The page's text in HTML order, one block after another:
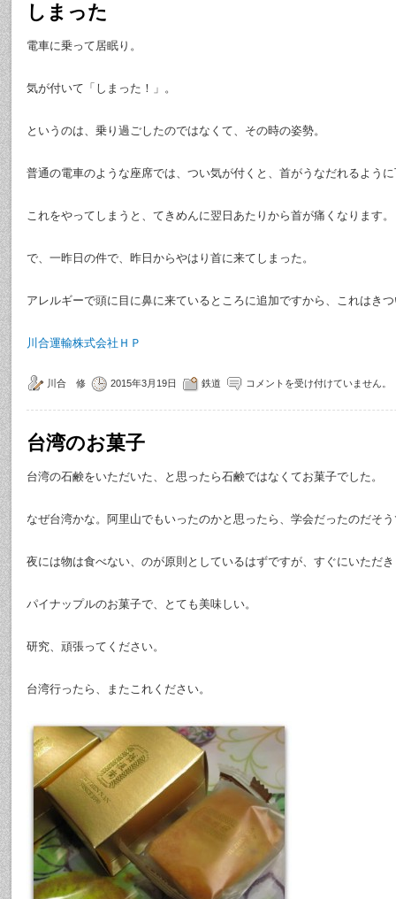
しまった
電車に乗って居眠り。
気が付いて「しまった！」。
というのは、乗り過ごしたのではなくて、その時の姿勢。
普通の電車のような座席では、つい気が付くと、首がうなだれるよう
これをやってしまうと、てきめんに翌日あたりから首が痛くなります。
で、一昨日の件で、昨日からやはり首に来てしまった。
アレルギーで頭に目に鼻に来ているところに追加ですから、これはき
川合運輸株式会社ＨＰ
川合 修 2015年3月19日 鉄道 コメントを受け付けていません。
台湾のお菓子
台湾の石鹸をいただいた、と思ったら石鹸ではなくてお菓子でした。
なぜ台湾かな。阿里山でもいったのかと思ったら、学会だったのだそ
夜には物は食べない、のが原則としているはずですが、すぐにいただ
パイナップルのお菓子で、とても美味しい。
研究、頑張ってください。
台湾行ったら、またこれください。